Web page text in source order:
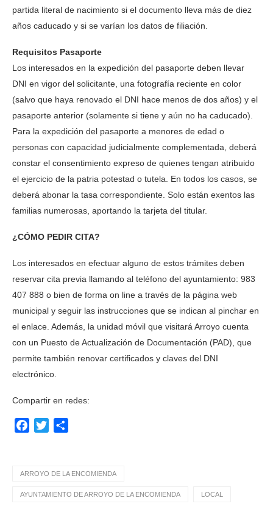
partida literal de nacimiento si el documento lleva más de diez
años caducado y si se varían los datos de filiación.
Requisitos Pasaporte
Los interesados en la expedición del pasaporte deben llevar
DNI en vigor del solicitante, una fotografía reciente en color
(salvo que haya renovado el DNI hace menos de dos años) y el
pasaporte anterior (solamente si tiene y aún no ha caducado).
Para la expedición del pasaporte a menores de edad o
personas con capacidad judicialmente complementada, deberá
constar el consentimiento expreso de quienes tengan atribuido
el ejercicio de la patria potestad o tutela. En todos los casos, se
deberá abonar la tasa correspondiente. Solo están exentos las
familias numerosas, aportando la tarjeta del titular.
¿CÓMO PEDIR CITA?
Los interesados en efectuar alguno de estos trámites deben
reservar cita previa llamando al teléfono del ayuntamiento: 983
407 888 o bien de forma on line a través de la página web
municipal y seguir las instrucciones que se indican al pinchar en
el enlace. Además, la unidad móvil que visitará Arroyo cuenta
con un Puesto de Actualización de Documentación (PAD), que
permite también renovar certificados y claves del DNI
electrónico.
Compartir en redes:
Facebook
Twitter
ARROYO DE LA ENCOMIENDA
AYUNTAMIENTO DE ARROYO DE LA ENCOMIENDA LOCAL